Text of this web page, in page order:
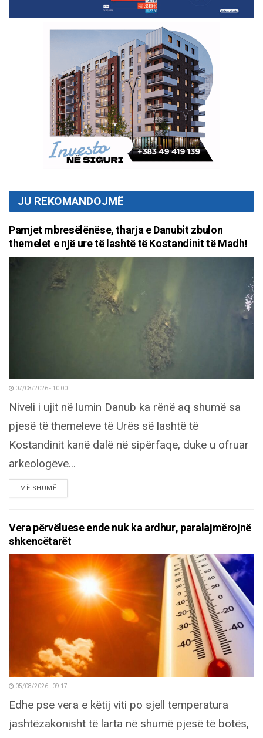
JU REKOMANDOJMË
Pamjet mbresëlënëse, tharja e Danubit zbulon
themelet e një ure të lashtë të Kostandinit të Madh!
07/08/2026 - 10:00
Niveli i ujit në lumin Danub ka rënë aq shumë sa
pjesë të themeleve të Urës së lashtë të
Kostandinit kanë dalë në sipërfaqe, duke u ofruar
arkeologëve...
MË SHUMËDETAILS
Vera përvëluese ende nuk ka ardhur, paralajmërojnë
shkencëtarët
05/08/2026 - 09:17
Edhe pse vera e këtij viti po sjell temperatura
jashtëzakonisht të larta në shumë pjesë të botës,